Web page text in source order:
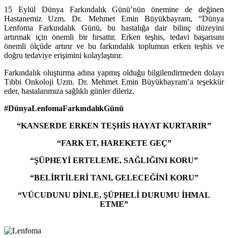
15 Eylül Dünya Farkındalık Günü’nün önemine de değinen
Hastanemiz Uzm. Dr. Mehmet Emin Büyükbayram, “Dünya
Lenfoma Farkındalık Günü, bu hastalığa dair bilinç düzeyini
artırmak için önemli bir fırsattır. Erken teşhis, tedavi başarısını
önemli ölçüde artırır ve bu farkındalık toplumun erken teşhis ve
doğru tedaviye erişimini kolaylaştırır.
Farkındalık oluşturma adına yapmış olduğu bilgilendirmeden dolayı
Tıbbi Onkoloji Uzm. Dr. Mehmet Emin Büyükbayram’a teşekkür
eder, hastalarımıza sağlıklı günler dileriz.
#DünyaLenfomaFarkındalıkGünü
“KANSERDE ERKEN TEŞHİS HAYAT KURTARIR”
“FARK ET, HAREKETE GEÇ”
“ŞÜPHEYİ ERTELEME, SAĞLIĞINI KORU”
“BELİRTİLERİ TANI, GELECEĞİNİ KORU”
“VÜCUDUNU DİNLE, ŞÜPHELİ DURUMU İHMAL
ETME”